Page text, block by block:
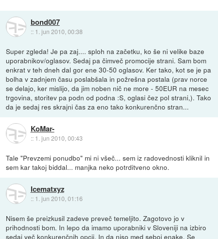
bond007
:: 1. jun 2010, 00:38
Super zgleda! Je pa zaj.... sploh na začetku, ko še ni velike baze
uporabnikov/oglasov. Sedaj pa čimveč promocije strani. Sam bom
enkrat v teh dneh dal gor ene 30-50 oglasov. Ker tako, kot se je pa
bolha v zadnjem času poslabšala in požrešna postala (prav norce
se delajo, ker mislijo, da jim noben nič ne more - 50EUR na mesec
trgovina, storitev pa podn od podna :S, oglasi čez pol strani,). Tako
da je sedaj res skrajni čas za eno tako konkurenčno stran...
KoMar-
:: 1. jun 2010, 00:43
Tale "Prevzemi ponudbo" mi ni všeč... sem iz radovednosti kliknil in
sem kar takoj biddal... manjka neko potrditveno okno.
Icematxyz
:: 1. jun 2010, 01:16
Nisem še preizkusil zadeve preveč temeljito. Zagotovo jo v
prihodnosti bom. In lepo da imamo uporabniki v Sloveniji na izbiro
sedaj več konkurenčnih opcij. In da niso med seboj enake. Se